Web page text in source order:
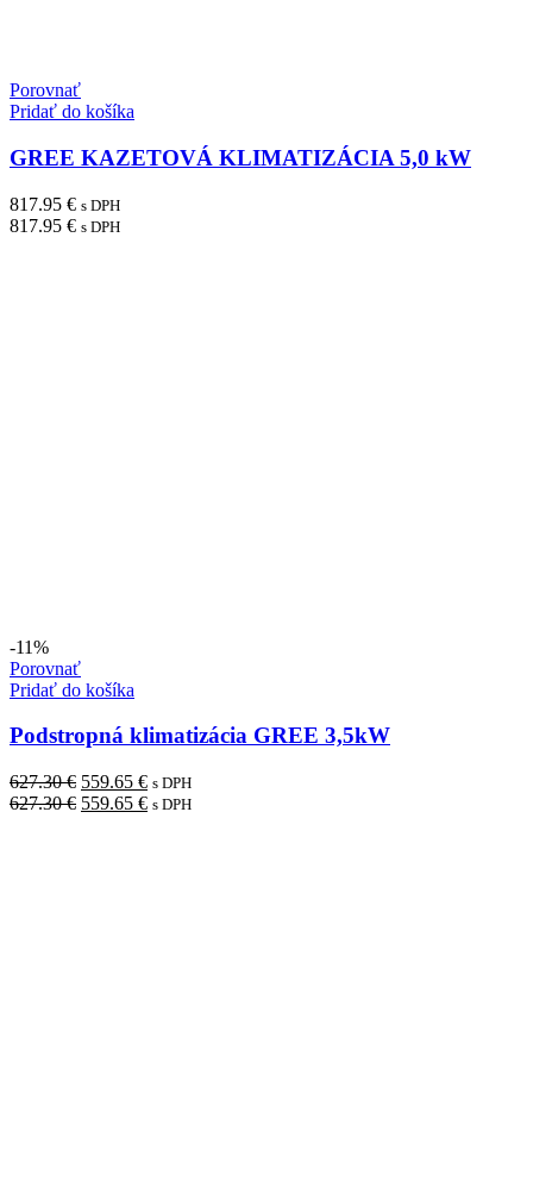
Porovnať
Pridať do košíka
GREE KAZETOVÁ KLIMATIZÁCIA 5,0 kW
817.95 € s DPH
817.95 € s DPH
-11%
Porovnať
Pridať do košíka
Podstropná klimatizácia GREE 3,5kW
627.30€ Pôvodná
cena
559.65 €Aktuálna
cena
s DPH
627.30€ Pôvodná
559.65 €Aktuálna
s DPH